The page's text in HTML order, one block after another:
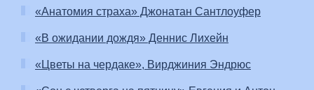
«Анатомия страха» Джонатан Сантлоуфер
«В ожидании дождя» Деннис Лихейн
«Цветы на чердаке», Вирджиния Эндрюс